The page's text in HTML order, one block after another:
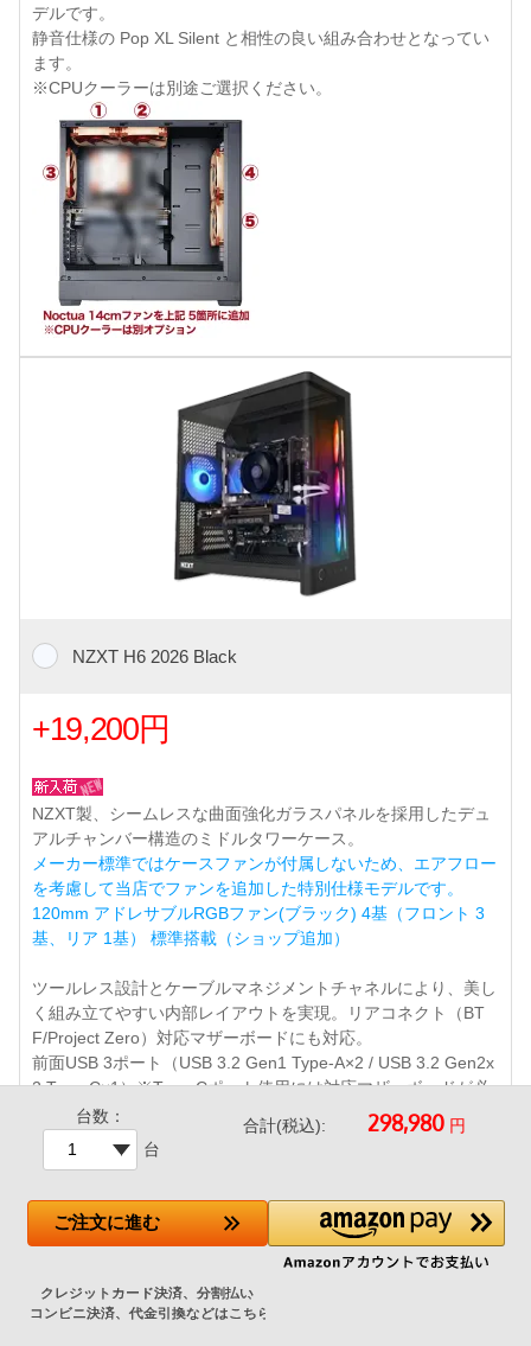
デルです。
静音仕様の Pop XL Silent と相性の良い組み合わせとなってい
ます。
※CPUクーラーは別途ご選択ください。
NZXT H6 2026 Black
+19,200円
NZXT製、シームレスな曲面強化ガラスパネルを採用したデュ
アルチャンバー構造のミドルタワーケース。
メーカー標準ではケースファンが付属しないため、エアフロー
を考慮して当店でファンを追加した特別仕様モデルです。
120mm アドレサブルRGBファン(ブラック) 4基（フロント 3
基、リア 1基） 標準搭載（ショップ追加）
ツールレス設計とケーブルマネジメントチャネルにより、美し
く組み立てやすい内部レイアウトを実現。リアコネクト（BT
F/Project Zero）対応マザーボードにも対応。
前面USB 3ポート（USB 3.2 Gen1 Type-A×2 / USB 3.2 Gen2x
2 Type-C×1）※Type-Cポート使用には対応マザーボードが必
要です。台数：
台
合計(税込): 円
ご注文に進む